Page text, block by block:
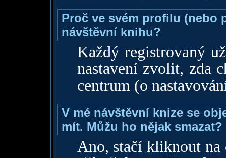
Proč ve svém profilu (nebo
návštěvní knihu?
Každý registrovaný
nastavení zvolit, zda
centrum (o
V mé návštěvní knize se
mít. Můžu ho nějak smazat?
Ano, stačí kliknout